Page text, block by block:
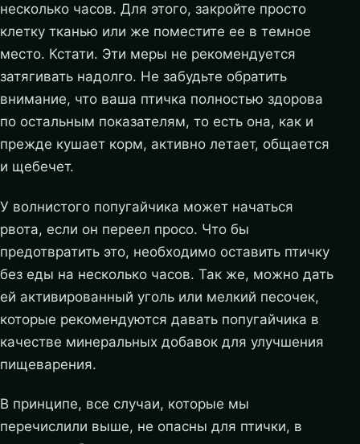
несколько часов. Для этого, закройте просто
клетку тканью или же поместите ее в темное
место. Кстати. Эти меры не рекомендуется
затягивать надолго. Не забудьте обратить
внимание, что ваша птичка полностью здорова
по остальным показателям, то есть она, как и
прежде кушает корм, активно летает, общается
и щебечет.
У волнистого попугайчика может начаться
рвота, если он переел просо. Что бы
предотвратить это, необходимо оставить птичку
без еды на несколько часов. Так же, можно дать
ей активированный уголь или мелкий песочек,
которые рекомендуются давать попугайчика в
качестве минеральных добавок для улучшения
пищеварения.
В принципе, все случаи, которые мы
перечислили выше, не опасны для птички, в